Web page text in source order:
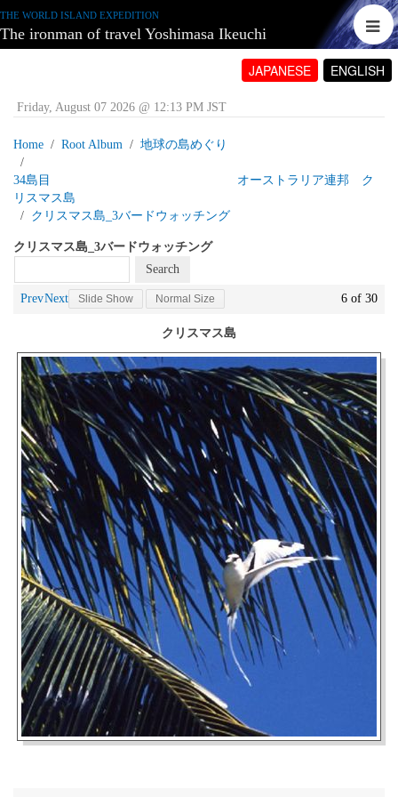
THE WORLD ISLAND EXPEDITION
The ironman of travel Yoshimasa Ikeuchi
JAPANESE ENGLISH
Friday, August 07 2026 @ 12:13 PM JST
Home Root Album 地球の島めぐり
34島目 オーストラリア連邦 ク
リスマス島
クリスマス島_3バードウォッチング
クリスマス島_3バードウォッチング
PrevNext Slide Show Normal Size 6 of 30
クリスマス島